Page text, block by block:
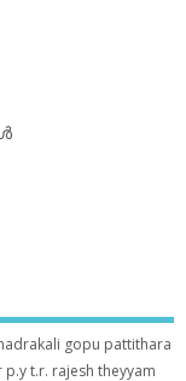
gopu pattithara
p.yt.r. rajesh theyyam